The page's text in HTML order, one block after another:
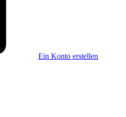
Ein Konto erstellen